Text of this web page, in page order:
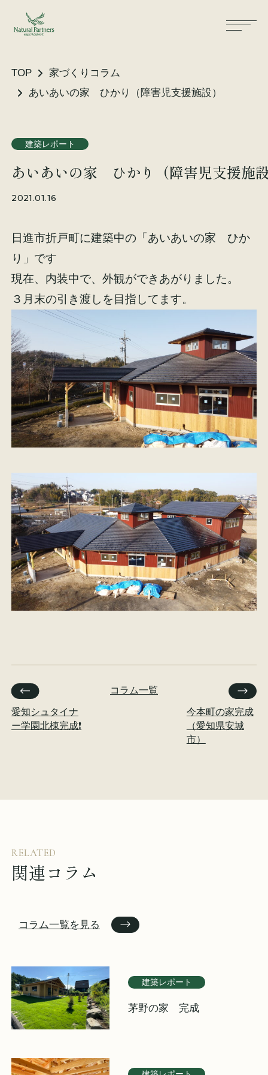
TOP
家づくりコラム
あいあいの家 ひかり（障害児支援施設）
建築レポート
あいあいの家 ひかり（障害児支援施
2021.01.16
日進市折戸町に建築中の「あいあいの家 ひか
り」です
現在、内装中で、外観ができあがりました。
３月末の引き渡しを目指してます。
愛知シュタイナ
ー学園北棟完成❗️
コラム一覧
今本町の家完成
（愛知県安城
市）
RELATED
関連コラム
コラム一覧を見る
建築レポート
茅野の家 完成
大工が建てる家
リノベーション
施工事例 お客様の声
会社概要 家づくりコラム
イベント情報 来場予約
資料請求 お問い合わせ